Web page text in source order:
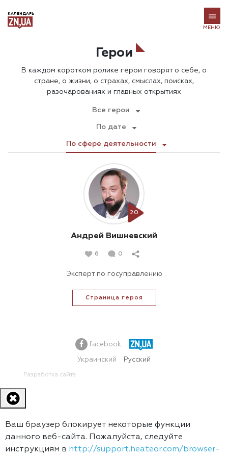
КАЛЕНДАРЬ
МЕНЮ
Герои
В каждом коротком ролике герои говорят о себе, о
стране, о жизни, о страхах, смыслах, поисках,
разочарованиях и главных открытиях
Все герои
По дате
По сфере деятельности
20
Андрей Вишневский
6 0
Эксперт по госуправлению
Страница героя
facebook
Украинский Русский
Разработка сайта
Ваш браузер блокирует некоторые функции
данного веб-сайта. Пожалуйста, следуйте
инструкциям в http://support.heateor.com/browser-